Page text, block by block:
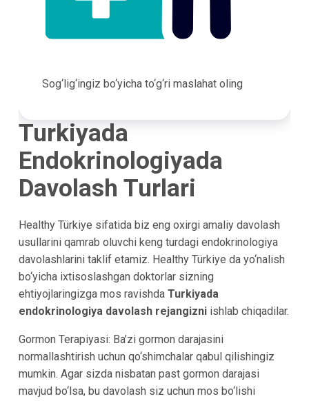
Sog‘lig‘ingiz bo‘yicha to‘g‘ri maslahat oling
Turkiyada
Endokrinologiyada
Davolash Turlari
Healthy Türkiye sifatida biz eng oxirgi amaliy davolash
usullarini qamrab oluvchi keng turdagi endokrinologiya
davolashlarini taklif etamiz. Healthy Türkiye da yo‘nalish
bo‘yicha ixtisoslashgan doktorlar sizning
ehtiyojlaringizga mos ravishda Turkiyada
endokrinologiya davolash rejangizniishlab chiqadilar.
Gormon Terapiyasi: Ba’zi gormon darajasini
normallashtirish uchun qo‘shimchalar qabul qilishingiz
mumkin. Agar sizda nisbatan past gormon darajasi
mavjud bo‘lsa, bu davolash siz uchun mos bo‘lishi